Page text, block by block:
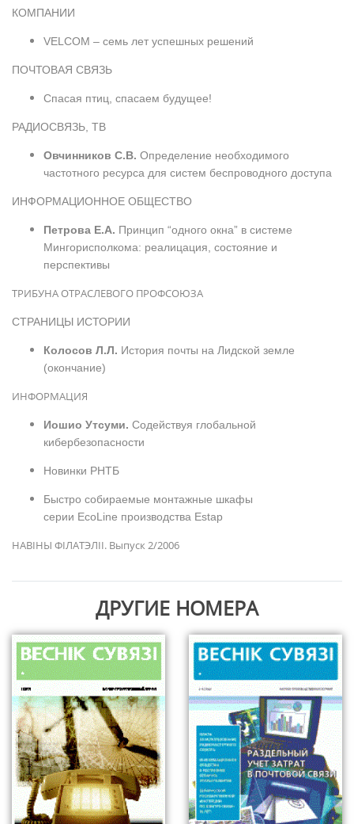
КОМПАНИИ
VELCOM – семь лет успешных решений
ПОЧТОВАЯ СВЯЗЬ
Спасая птиц, спасаем будущее!
РАДИОСВЯЗЬ, ТВ
Овчинников С.В. Определение необходимого
частотного ресурса для систем беспроводного доступа
ИНФОРМАЦИОННОЕ ОБЩЕСТВО
Петрова Е.А. Принцип “одного окна” в системе
Мингорисполкома: реалицация, состояние и
перспективы
ТРИБУНА ОТРАСЛЕВОГО ПРОФСОЮЗА
СТРАНИЦЫ ИСТОРИИ
Колосов Л.Л. История почты на Лидской земле
(окончание)
ИНФОРМАЦИЯ
Иошио Утсуми. Содействуя глобальной
кибербезопасности
Новинки РНТБ
Быстро собираемые монтажные шкафы
серии EcoLine производства Estap
НАВІНЫ ФІЛАТЭЛІІ. Выпуск 2/2006
ДРУГИЕ НОМЕРА